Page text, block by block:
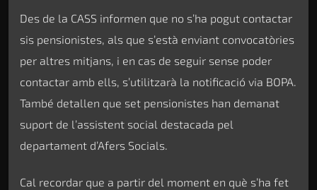
Des de la CASS informen que no s’ha pogut contactar
sis pensionistes, als que s’està enviant convocatòries
per altres mitjans, i en cas de seguir sense poder
contactar amb ells, s’utilitzarà la notificació via BOPA.
També detallen que set pensionistes han demanat
suport de l’assistent social destacada pel
departament d’Afers Socials.
Cal recordar que a partir del moment en què s’ha fet